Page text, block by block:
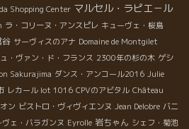
Shopping Center マルセル・ラピエ－ル
ラ・コリーヌ・アンスピレ キューヴェ・桜島
谷 サーヴィスのアナ Domaine de Montgilet
・ヴァン・ド・フランス 2300年の杉の木 ゲシ
Sakurajima ダンス・アンコール2016 Julie
レカール lot 1016 CPVのアビタル Château
ン ビストロ・ヴィヴィエンヌ Jean Delobre バニ
ヴェ・バラガンヌ Eyrolle 岩ちゃん シェフ・菊池